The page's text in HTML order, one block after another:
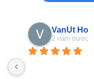
VanUt Ho
2 năm trước